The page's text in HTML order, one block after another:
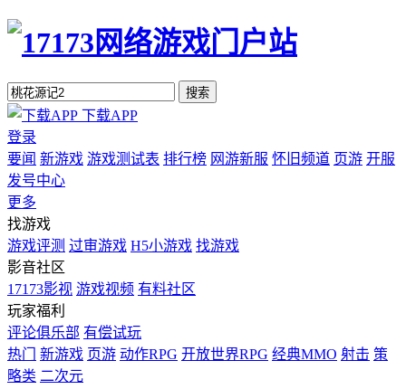
搜索
下载APP
登录
要闻 新游戏 游戏测试表 排行榜 网游新服 怀旧频道 页游 开服
发号中心
更多
找游戏
游戏评测 过审游戏 H5小游戏 找游戏
影音社区
17173影视 游戏视频 有料社区
玩家福利
评论俱乐部 有偿试玩
热门
新游戏 页游 动作RPG 开放世界RPG 经典MMO 射击 策
略类 二次元